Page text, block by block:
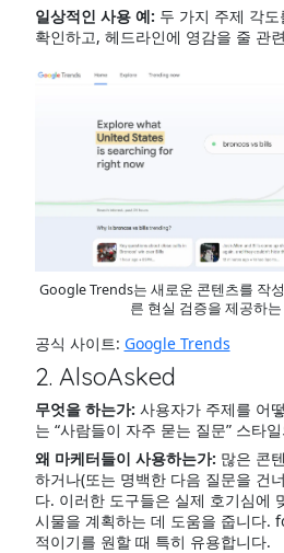
일상적인 사용 예: 두 가지 주제 각
확인하고, 헤드라인에 영감을 줄 관
Google Trends는 새로운 콘텐츠를 작
른 현실 검증을 제공하
공식 사이트: Google Trends
2. AlsoAsked
무엇을 하는가: 사용자가 주제를 어
는 “사람들이 자주 묻는 질문” 스타
왜 마케터들이 사용하는가: 많은 콘
하거나(또는 명백한 다음 질문을 건
다. 이러한 도구들은 실제 호기심에
시물을 계획하는 데 도움을 줍니다.
적이기를 원할 때 특히 유용합니다.